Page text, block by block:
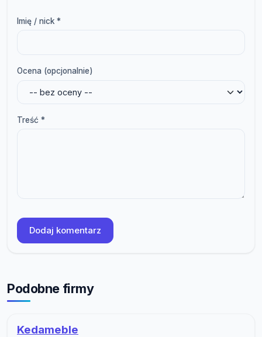
Imię / nick *
Ocena (opcjonalnie)
Treść *
Dodaj komentarz
Podobne firmy
Kedameble